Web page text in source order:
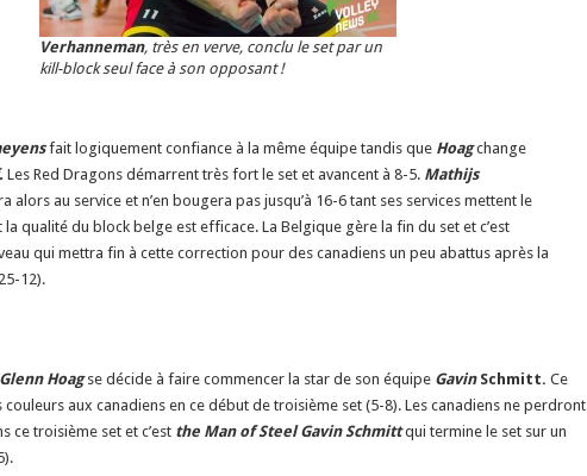
Verhanneman, très en verve, conclu le set par un
kill-block seul face à son opposant !
fait logiquement confiance à la même équipe tandis que Hoag change
Les Red Dragons démarrent très fort le set et avancent à 8-5. Mathijs
alors au service et n’en bougera pas jusqu’à 16-6 tant ses services mettent le
qualité du block belge est efficace. La Belgique gère la fin du set et c’est
qui mettra fin à cette correction pour des canadiens un peu abattus après la
12).
Glenn Hoag se décide à faire commencer la star de son équipe GavinSchmitt. Ce
aux canadiens en ce début de troisième set (5-8). Les canadiens ne perdront
ce troisième set et c’est the Man of SteelGavin Schmitt qui termine le set sur un